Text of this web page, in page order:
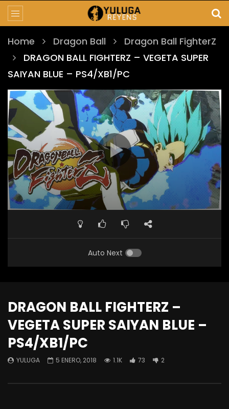
Home Dragon Ball
Dragon Ball FighterZ
DRAGON BALL FIGHTERZ – VEGETA SUPER
SAIYAN BLUE – PS4/XB1/PC
Auto Next
DRAGON BALL FIGHTERZ –
VEGETA SUPER SAIYAN BLUE –
PS4/XB1/PC
YULUGA 5 ENERO, 2018 1.1K 73 2